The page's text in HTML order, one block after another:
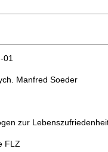
01
Manfred Soeder
zur
FLZ